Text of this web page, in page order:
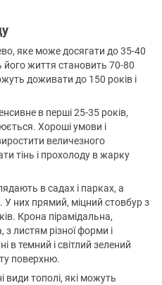
яке може досягати до 35-40
його життя становить 70-80
доживати до 150 років і
в перші 25-35 років,
Хороші умови і
величезного
тінь і прохолоду в жарку
в садах і парках, а
них прямий, міцний стовбур з
Крона пірамідальна,
листям різної форми і
темний і світлий зелений
поверхню.
види тополі, які можуть